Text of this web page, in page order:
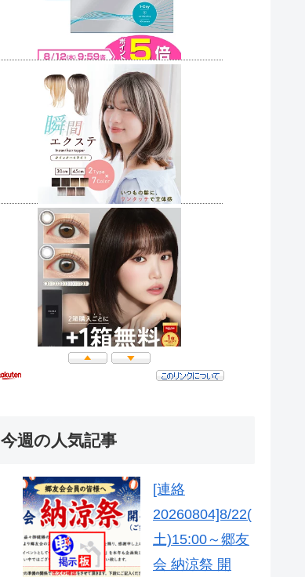
今週の人気記事
[連絡
20260804]8/22(
土)15:00～郷友
会 納涼祭 開